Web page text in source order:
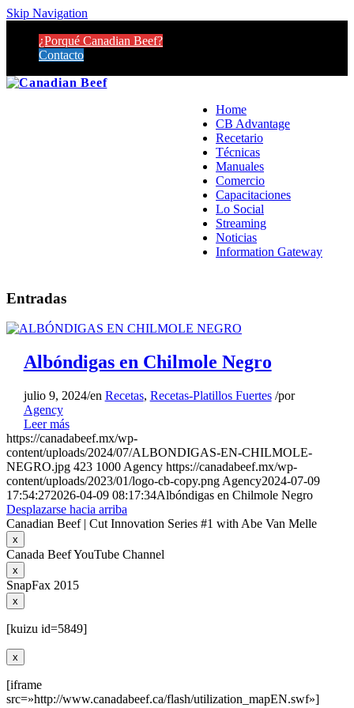
Skip Navigation
¿Porqué Canadian Beef?
Contacto
Home
CB Advantage
Recetario
Técnicas
Manuales
Comercio
Capacitaciones
Lo Social
Streaming
Noticias
Information Gateway
Entradas
Albóndigas en Chilmole Negro
julio 9, 2024/en Recetas, Recetas-Platillos Fuertes /por
Agency
Leer más
https://canadabeef.mx/wp-
content/uploads/2024/07/ALBONDIGAS-EN-CHILMOLE-
NEGRO.jpg 423 1000 Agency https://canadabeef.mx/wp-
content/uploads/2023/01/logo-cb-copy.png Agency2024-07-09
17:54:272026-04-09 08:17:34Albóndigas en Chilmole Negro
Desplazarse hacia arriba
Canadian Beef | Cut Innovation Series #1 with Abe Van Melle
x
Canada Beef YouTube Channel
x
SnapFax 2015
x
[kuizu id=5849]
x
[iframe
src=»http://www.canadabeef.ca/flash/utilization_mapEN.swf»]